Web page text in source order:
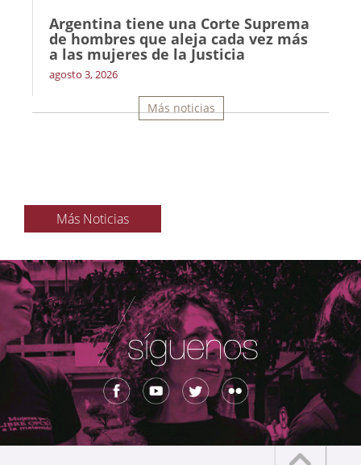
Argentina tiene una Corte Suprema
de hombres que aleja cada vez más
a las mujeres de la Justicia
agosto 3, 2026
Más noticias
Más Noticias